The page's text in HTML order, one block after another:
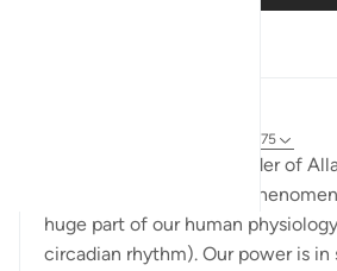
ayat 28:65-75
These verses are a reminder of
power. The very natural
huge part of our human
circadian rhythm). Our power is